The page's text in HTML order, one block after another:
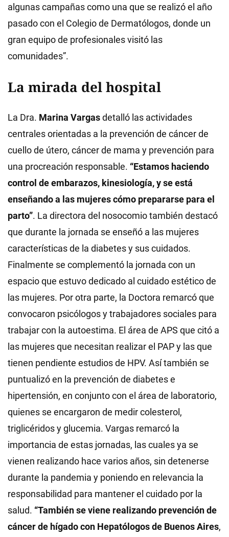
algunas campañas como una que se realizó el año
pasado con el Colegio de Dermatólogos, donde un
gran equipo de profesionales visitó las
comunidades”.
La mirada del hospital
La Dra. Marina Vargasdetalló las actividades
centrales orientadas a la prevención de cáncer de
cuello de útero, cáncer de mama y prevención para
una procreación responsable. “Estamos haciendo
control de embarazos, kinesiología, y se está
enseñando a las mujeres cómo prepararse para el
parto”. La directora del nosocomio también destacó
que durante la jornada se enseñó a las mujeres
características de la diabetes y sus cuidados.
Finalmente se complementó la jornada con un
espacio que estuvo dedicado al cuidado estético de
las mujeres. Por otra parte, la Doctora remarcó que
convocaron psicólogos y trabajadores sociales para
trabajar con la autoestima. El área de APS que citó a
las mujeres que necesitan realizar el PAP y las que
tienen pendiente estudios de HPV. Así también se
puntualizó en la prevención de diabetes e
hipertensión, en conjunto con el área de laboratorio,
quienes se encargaron de medir colesterol,
triglicéridos y glucemia. Vargas remarcó la
importancia de estas jornadas, las cuales ya se
vienen realizando hace varios años, sin detenerse
durante la pandemia y poniendo en relevancia la
responsabilidad para mantener el cuidado por la
salud. “También se viene realizando prevención de
cáncer de hígado con Hepatólogos de Buenos Aires,